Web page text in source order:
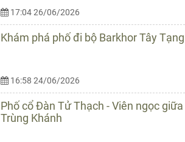
17:04 26/06/2026
Khám phá phố đi bộ Barkhor Tây Tạng
16:58 24/06/2026
Phố cổ Đàn Tử Thạch - Viên ngọc giữa
Trùng Khánh